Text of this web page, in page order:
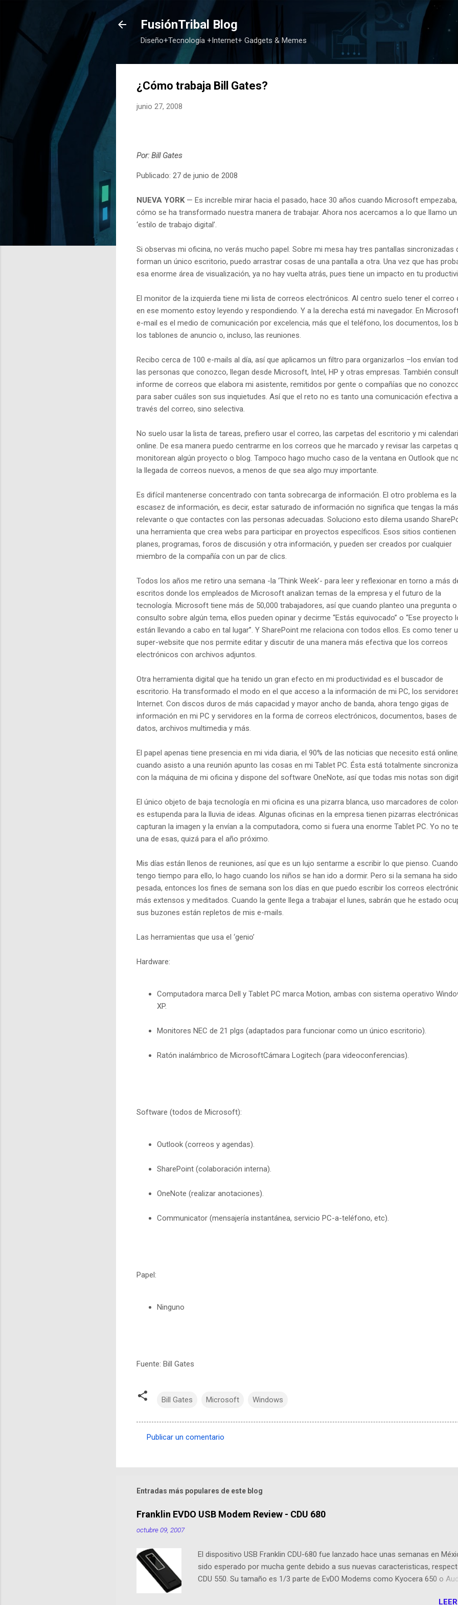
FusiónTribal Blog
Diseño+Tecnología +Internet+ Gadgets & Memes
¿Cómo trabaja Bill Gates?
junio 27, 2008
Por: Bill Gates
Publicado: 27 de junio de 2008
NUEVA YORK — Es increíble mirar hacia el pasado, hace 30 años cuando Microsoft
cómo se ha transformado nuestra manera de trabajar. Ahora nos acercamos a lo que llamo un
‘estilo de trabajo digital’.
Si observas mi oficina, no verás mucho papel. Sobre mi mesa hay tres pantallas sincronizadas
forman un único escritorio, puedo arrastrar cosas de una pantalla a otra. Una vez que has
esa enorme área de visualización, ya no hay vuelta atrás, pues tiene un impacto en tu
El monitor de la izquierda tiene mi lista de correos electrónicos. Al centro suelo tener el correo
en ese momento estoy leyendo y respondiendo. Y a la derecha está mi navegador. En
e-mail es el medio de comunicación por excelencia, más que el teléfono, los documentos, los
los tablones de anuncio o, incluso, las reuniones.
Recibo cerca de 100 e-mails al día, así que aplicamos un filtro para organizarlos –los envían
las personas que conozco, llegan desde Microsoft, Intel, HP y otras empresas. También
informe de correos que elabora mi asistente, remitidos por gente o compañías que no
para saber cuáles son sus inquietudes. Así que el reto no es tanto una comunicación efectiva a
través del correo, sino selectiva.
No suelo usar la lista de tareas, prefiero usar el correo, las carpetas del escritorio y mi
online. De esa manera puedo centrarme en los correos que he marcado y revisar las carpetas
monitorean algún proyecto o blog. Tampoco hago mucho caso de la ventana en Outlook que
la llegada de correos nuevos, a menos de que sea algo muy importante.
Es difícil mantenerse concentrado con tanta sobrecarga de información. El otro problema es la
escasez de información, es decir, estar saturado de información no significa que tengas la más
relevante o que contactes con las personas adecuadas. Soluciono esto dilema usando
una herramienta que crea webs para participar en proyectos específicos. Esos sitios contienen
planes, programas, foros de discusión y otra información, y pueden ser creados por cualquier
miembro de la compañía con un par de clics.
Todos los años me retiro una semana -la ‘Think Week’- para leer y reflexionar en torno a más
escritos donde los empleados de Microsoft analizan temas de la empresa y el futuro de la
tecnología. Microsoft tiene más de 50,000 trabajadores, así que cuando planteo una pregunta
consulto sobre algún tema, ellos pueden opinar y decirme “Estás equivocado” o “Ese proyecto
están llevando a cabo en tal lugar”. Y SharePoint me relaciona con todos ellos. Es como tener
super-website que nos permite editar y discutir de una manera más efectiva que los correos
electrónicos con archivos adjuntos.
Otra herramienta digital que ha tenido un gran efecto en mi productividad es el buscador de
escritorio. Ha transformado el modo en el que acceso a la información de mi PC, los
Internet. Con discos duros de más capacidad y mayor ancho de banda, ahora tengo gigas de
información en mi PC y servidores en la forma de correos electrónicos, documentos, bases de
datos, archivos multimedia y más.
El papel apenas tiene presencia en mi vida diaria, el 90% de las noticias que necesito está
cuando asisto a una reunión apunto las cosas en mi Tablet PC. Ésta está totalmente
con la máquina de mi oficina y dispone del software OneNote, así que todas mis notas son
El único objeto de baja tecnología en mi oficina es una pizarra blanca, uso marcadores de
es estupenda para la lluvia de ideas. Algunas oficinas en la empresa tienen pizarras
capturan la imagen y la envían a la computadora, como si fuera una enorme Tablet PC. Yo no
una de esas, quizá para el año próximo.
Mis días están llenos de reuniones, así que es un lujo sentarme a escribir lo que pienso.
tengo tiempo para ello, lo hago cuando los niños se han ido a dormir. Pero si la semana ha
pesada, entonces los fines de semana son los días en que puedo escribir los correos
más extensos y meditados. Cuando la gente llega a trabajar el lunes, sabrán que he estado
sus buzones están repletos de mis e-mails.
Las herramientas que usa el ‘genio’
Hardware:
Computadora marca Dell y Tablet PC marca Motion, ambas con sistema operativo
XP.
Monitores NEC de 21 plgs (adaptados para funcionar como un único escritorio).
Ratón inalámbrico de MicrosoftCámara Logitech (para videoconferencias).
Software (todos de Microsoft):
Outlook (correos y agendas).
SharePoint (colaboración interna).
OneNote (realizar anotaciones).
Communicator (mensajería instantánea, servicio PC-a-teléfono, etc).
Papel:
Ninguno
Fuente: Bill Gates
Bill Gates Microsoft Windows
e
t
a
r
i
o
Publicar un comentario
Entradas más populares de este blog
Franklin EVDO USB Modem Review - CDU 680
octubre 09, 2007
El dispositivo USB Franklin CDU-680 fue lanzado hace unas semanas en
sido esperado por mucha gente debido a sus nuevas caracteristicas,
CDU 550. Su tamaño es 1/3 parte de EvDO Modems como Kyocera 650 o